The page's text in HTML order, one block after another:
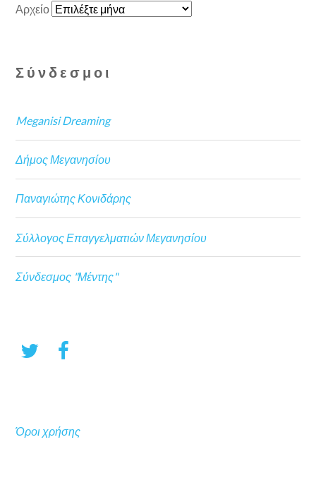
Αρχείο
Σύνδεσμοι
Meganisi Dreaming
Δήμος Μεγανησίου
Παναγιώτης Κονιδάρης
Σύλλογος Επαγγελματιών Μεγανησίου
Σύνδεσμος "Μέντης"
Όροι χρήσης